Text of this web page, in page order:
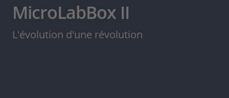
MicroLabBox II
L'évolution d'une révolution